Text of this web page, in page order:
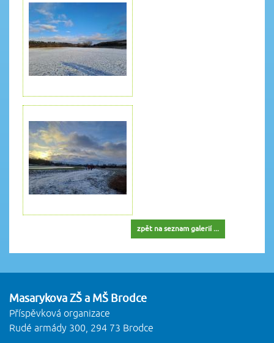
zpět na seznam galerií ...
Masarykova ZŠ a MŠ Brodce
Příspěvková organizace
Rudé armády 300, 294 73 Brodce